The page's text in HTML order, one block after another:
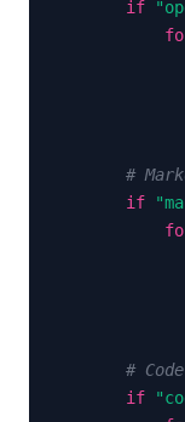
if
#
if
#
if